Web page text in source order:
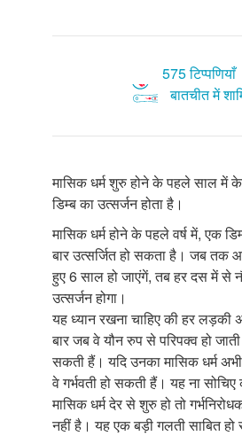
575 टिप्पणियाँ
बातचीत में
मासिक धर्म शुरु होने के पहले साल में
डिम्ब का उत्सर्जन होता है।
मासिक धर्म होने के पहले वर्ष में, एक
बार उत्सर्जित हो सकता है। जब तक
हुए 6 साल हो जाएंगें, तब हर दस में से
उत्सर्जन होगा।
यह ध्यान रखना चाहिए की हर
बार जब वे यौन रुप से परिपक्व हो जाती
सकती हैं। यदि उनका मासिक धर्म
वे गर्भवती हो सकती हैं। यह ना
मासिक धर्म देर से शुरु हो तो
नहीं है। यह एक बड़ी गलती साबित